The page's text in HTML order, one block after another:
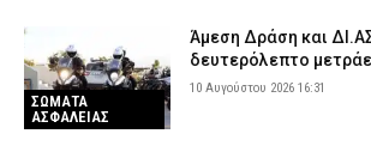
ΣΩΜΑΤΑ
ΑΣΦΑΛΕΙΑΣ
Άμεση Δράση και
δευτερόλεπτο
10 Αυγούστου 2026 16:31